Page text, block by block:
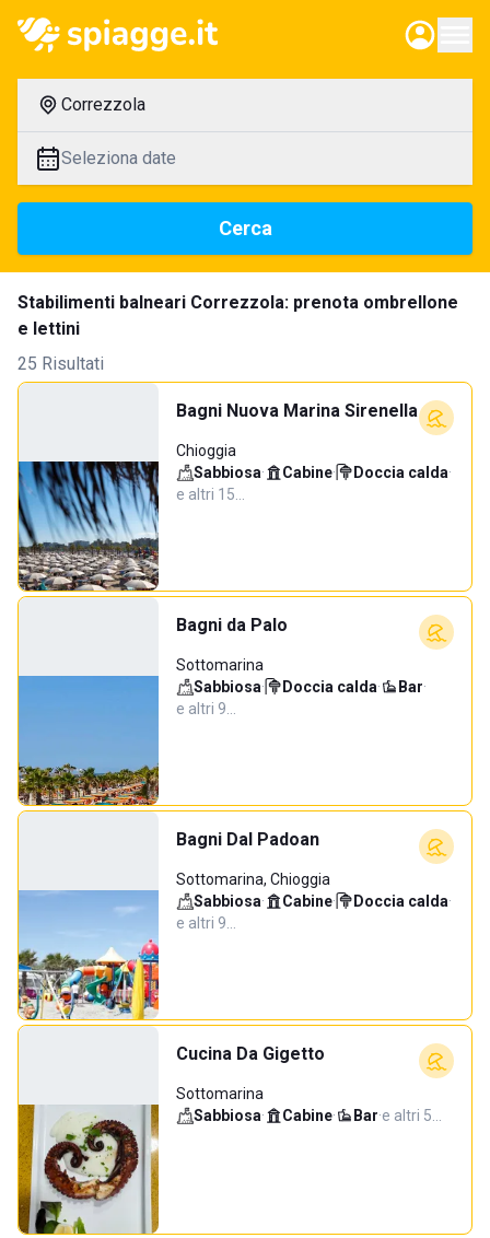
Correzzola
Seleziona date
Cerca
Stabilimenti balneari Correzzola: prenota ombrellone
e lettini
25 Risultati
Bagni Nuova Marina Sirenella
Chioggia
Sabbiosa· Cabine· Doccia calda·
e altri 15…
Bagni da Palo
Sottomarina
Sabbiosa· Doccia calda· Bar·
e altri 9…
Bagni Dal Padoan
Sottomarina, Chioggia
Sabbiosa· Cabine· Doccia calda·
e altri 9…
Cucina Da Gigetto
Sottomarina
Sabbiosa· Cabine· Bar·e altri 5…